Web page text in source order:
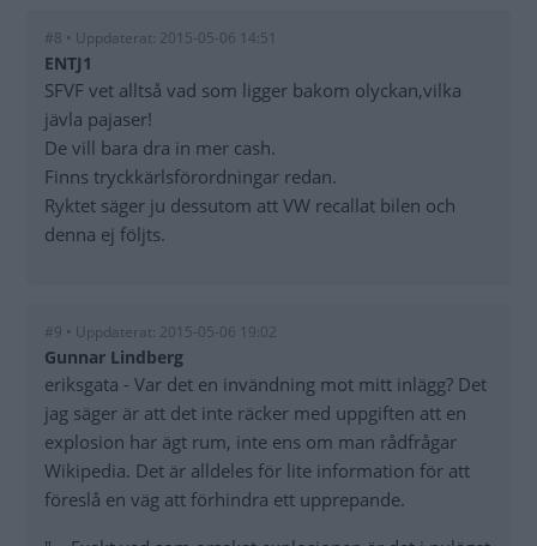
#8 • Uppdaterat: 2015-05-06 14:51
ENTJ1
SFVF vet alltså vad som ligger bakom olyckan,vilka
jävla pajaser!
De vill bara dra in mer cash.
Finns tryckkärlsförordningar redan.
Ryktet säger ju dessutom att VW recallat bilen och
denna ej följts.
#9 • Uppdaterat: 2015-05-06 19:02
Gunnar Lindberg
eriksgata - Var det en invändning mot mitt inlägg? Det
jag säger är att det inte räcker med uppgiften att en
explosion har ägt rum, inte ens om man rådfrågar
Wikipedia. Det är alldeles för lite information för att
föreslå en väg att förhindra ett upprepande.